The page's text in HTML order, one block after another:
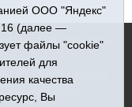
Юргинского
77 - 66052 выдан
в сфере связи,
ООО "Яндекс"
16 (далее —
файлы "cookie"
для
качества
Вы